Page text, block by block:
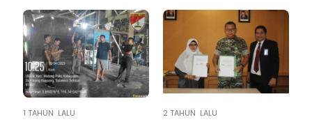
1 TAHUN LALU 2 TAHUN LALU